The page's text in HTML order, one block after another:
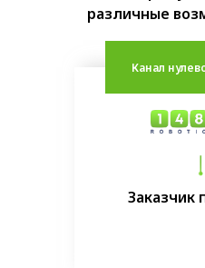
различные
Заказчик
Канал